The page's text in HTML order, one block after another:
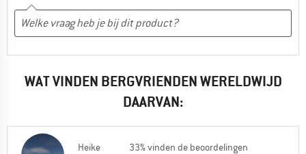
WAT VINDEN BERGVRIENDEN WERELDWIJD
DAARVAN:
Heike
33% vinden de beoordelingen